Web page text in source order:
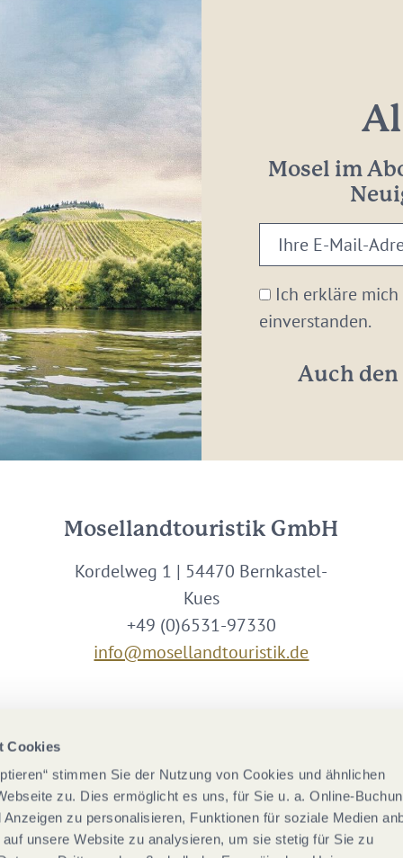
Cookies
stimmen Sie der Nutzung von Cookies und ähnlichen
zu. Dies ermöglicht es uns, für Sie u. a. Online-
zu personalisieren, Funktionen für soziale Medien
unsere Website zu analysieren, um sie stetig für Sie zu
Mosel im
Ihre
E-
Mail-
Adresse:
Ich erkläre
einverstanden.
Auch den
Mosellandtouristik GmbH
Kordelweg 1 | 54470 Bernkastel-
Kues
+49 (0)6531-97330
info@mosellandtouristik.de